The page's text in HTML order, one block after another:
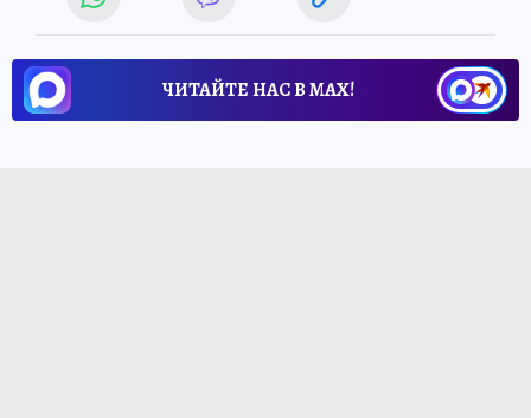
ЧИТАЙТЕ НАС В МАХ!